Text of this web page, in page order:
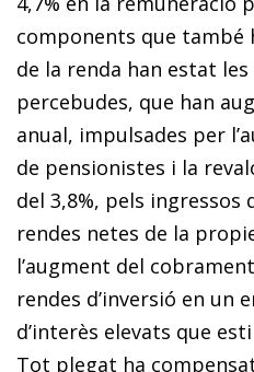
components que també
de la renda han estat
percebudes, que han
anual, impulsades per
de pensionistes i la
del 3,8%, pels
rendes netes de la
l’augment del
rendes d’inversió en un
d’interès elevats que
Tot plegat ha